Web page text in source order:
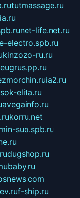
tutmassage.ru
net-life.net.ru
electro.spb.ru
kinzozo-ru.ru
eugrus.pp.ru
ia2.ru
elita.ru
avegainfo.ru
korru.net
suo.spb.ru
dugshop.ru
f-ship.ru